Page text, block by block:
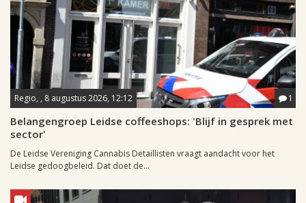
Regio, , 8 augustus 2026, 12:12 1
Belangengroep Leidse coffeeshops: 'Blijf in gesprek met
sector'
De Leidse Vereniging Cannabis Detaillisten vraagt aandacht voor het
Leidse gedoogbeleid. Dat doet de...